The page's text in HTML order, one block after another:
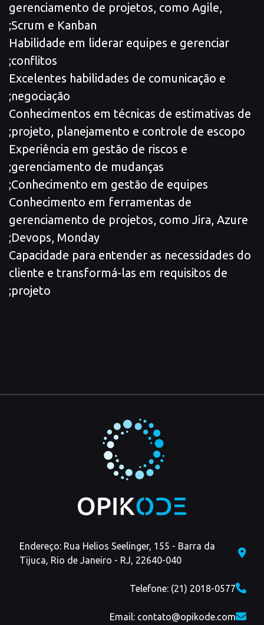
gerenciamento de projetos, como Agile,
Scrum e Kanban;
Habilidade em liderar equipes e gerenciar
conflitos;
Excelentes habilidades de comunicação e
negociação;
Conhecimentos em técnicas de estimativas de
projeto, planejamento e controle de escopo;
Experiência em gestão de riscos e
gerenciamento de mudanças;
Conhecimento em gestão de equipes;
Conhecimento em ferramentas de
gerenciamento de projetos, como Jira, Azure
Devops, Monday;
Capacidade para entender as necessidades do
cliente e transformá-las em requisitos de
projeto;
Endereço: Rua Helios Seelinger, 155 - Barra da
Tijuca, Rio de Janeiro - RJ, 22640-040
Telefone: (21) 2018-0577
Email: contato@opikode.com